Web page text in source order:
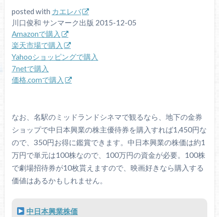
posted with カエレバ
川口俊和 サンマーク出版 2015-12-05
Amazonで購入
楽天市場で購入
Yahooショッピングで購入
7netで購入
価格.comで購入
なお、名駅のミッドランドシネマで観るなら、地下の金券
ショップで中日本興業の株主優待券を購入すれば1,450円な
ので、350円お得に鑑賞できます。中日本興業の株価は約1
万円で単元は100株なので、100万円の資金が必要。100株
で劇場招待券が10枚貰えますので、映画好きなら購入する
価値はあるかもしれません。
中日本興業株価